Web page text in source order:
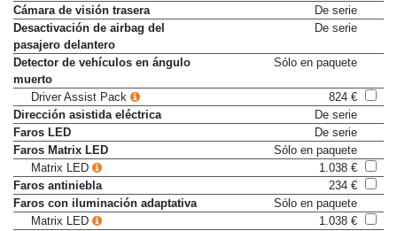
Cámara de visión trasera
De serie
Desactivación de airbag del
pasajero delantero
De serie
Detector de vehículos en ángulo
muerto
Sólo en paquete
Driver Assist Pack
824 €
Dirección asistida eléctrica
De serie
Faros LED
De serie
Faros Matrix LED
Sólo en paquete
Matrix LED
1.038 €
Faros antiniebla
234 €
Faros con iluminación adaptativa
Sólo en paquete
Matrix LED
1.038 €